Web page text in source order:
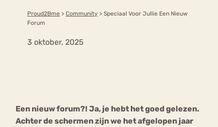
Proud2Bme > Community > Speciaal Voor Jullie Een Nieuw
Forum
3 oktober, 2025
Een nieuw forum?! Ja, je hebt het goed gelezen.
Achter de schermen zijn we het afgelopen jaar
Forum
VEEL GEZOCHTE TERMEN
osa